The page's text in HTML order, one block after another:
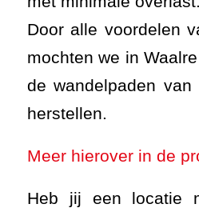
Door alle voordelen
mochten we in
de wandelpaden van
herstellen.
Meer hierover in de
Heb jij een locatie